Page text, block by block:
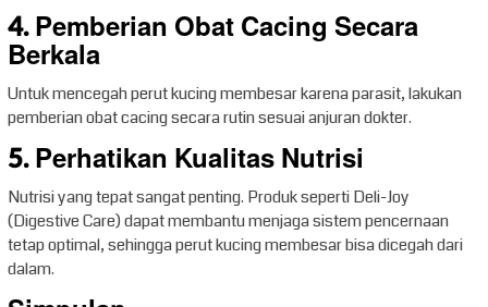
4. Pemberian Obat Cacing Secara
Berkala
Untuk mencegah perut kucing membesar karena parasit, lakukan
pemberian obat cacing secara rutin sesuai anjuran dokter.
5. Perhatikan Kualitas Nutrisi
Nutrisi yang tepat sangat penting. Produk seperti Deli-Joy
(Digestive Care) dapat membantu menjaga sistem pencernaan
tetap optimal, sehingga perut kucing membesar bisa dicegah dari
dalam.